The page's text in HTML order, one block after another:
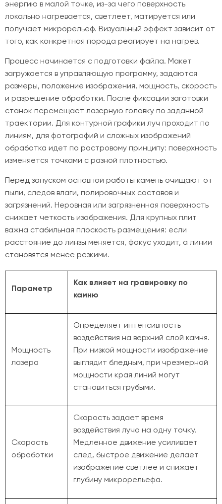
энергию в малой точке, из-за чего поверхность
локально нагревается, светлеет, матируется или
получает микрорельеф. Визуальный эффект зависит от
того, как конкретная порода реагирует на нагрев.
Процесс начинается с подготовки файла. Макет
загружается в управляющую программу, задаются
размеры, положение изображения, мощность, скорость
и разрешение обработки. После фиксации заготовки
станок перемещает лазерную головку по заданной
траектории. Для контурной графики луч проходит по
линиям, для фотографий и сложных изображений
обработка идет по растровому принципу: поверхность
изменяется точками с разной плотностью.
Перед запуском основной работы камень очищают от
пыли, следов влаги, полировочных составов и
загрязнений. Неровная или загрязненная поверхность
снижает четкость изображения. Для крупных плит
важна стабильная плоскость размещения: если
расстояние до линзы меняется, фокус уходит, а линии
становятся менее резкими.
Параметр
Как влияет на гравировку по
камню
Мощность
лазера
Определяет интенсивность
воздействия на верхний слой камня.
При низкой мощности изображение
выглядит бледным, при чрезмерной
мощности края линий могут
становиться грубыми.
Скорость
обработки
Скорость задает время
воздействия луча на одну точку.
Медленное движение усиливает
след, быстрое движение делает
изображение светлее и снижает
глубину микрорельефа.